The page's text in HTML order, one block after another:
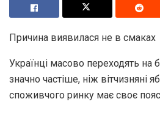
Причина виявилася не в смаках
Українці масово переходять на
значно частіше, ніж вітчизняні
споживчого ринку має своє